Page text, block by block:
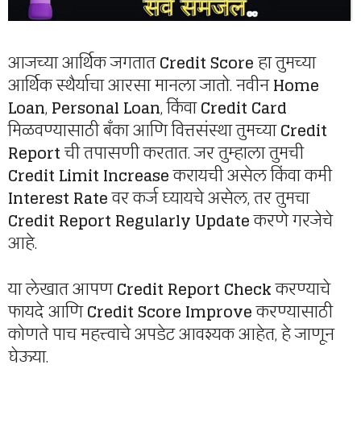
आजच्या आर्थिक जगतातCredit Scoreहा तुमच्या
आर्थिक स्थैर्याचा आरसा मानला जातो. नवीनHome
Loan, Personal Loan, किंवाCredit Card
मिळवण्यासाठी बँका आणि वित्तसंस्था तुमच्याCredit
Reportची तपासणी करतात. जर तुम्हाला तुमची
Credit Limit Increaseकरायची असेल किंवा कमी
Interest Rateवर कर्ज घ्यायचे असेल, तर तुमचा
Credit Report Regularly Updateकरणे गरजेचे
आहे.
या लेखात आपणCredit Report Checkकरण्याचे
फायदे आणिCredit Score Improveकरण्यासाठी
कोणते पाच महत्त्वाचे अपडेट आवश्यक आहेत, हे जाणून
घेऊया.